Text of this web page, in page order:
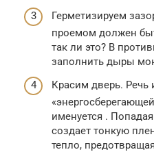
Герметизируем
проемом должен
так ли это? В
заполнить дыры
Красим дверь. Речь
именуется .
создает тонкую
тепло,